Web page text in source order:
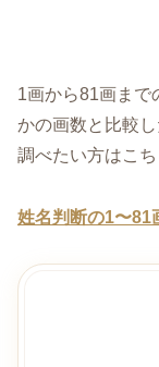
1画から81画まで
かの画数と比較
調べたい方はこち
姓名判断の1〜81